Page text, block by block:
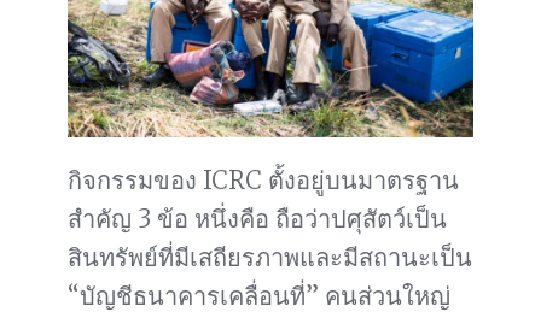
กิจกรรมของ ICRC ตั้งอยู่บนมาตรฐาน
สำคัญ 3 ข้อ หนึ่งคือ ถือว่าปศุสัตว์เป็น
สินทรัพย์ที่มีเสถียรภาพและมีสถานะเป็น
“บัญชีธนาคารเคลื่อนที่” คนส่วนใหญ่